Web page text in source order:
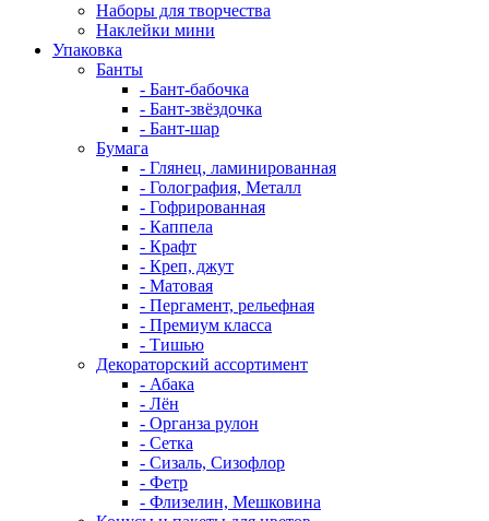
Наборы для творчества
Наклейки мини
Упаковка
Банты
- Бант-бабочка
- Бант-звёздочка
- Бант-шар
Бумага
- Глянец, ламинированная
- Голография, Металл
- Гофрированная
- Каппела
- Крафт
- Креп, джут
- Матовая
- Пергамент, рельефная
- Премиум класса
- Тишью
Декораторский ассортимент
- Абака
- Лён
- Органза рулон
- Сетка
- Сизаль, Сизофлор
- Фетр
- Флизелин, Мешковина